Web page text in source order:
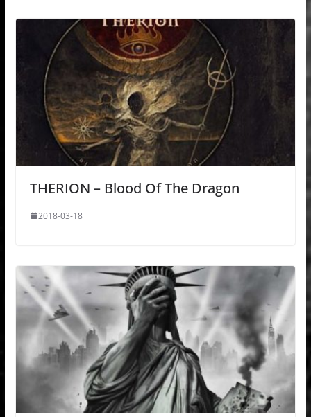
THERION – Blood Of The Dragon
2018-03-18